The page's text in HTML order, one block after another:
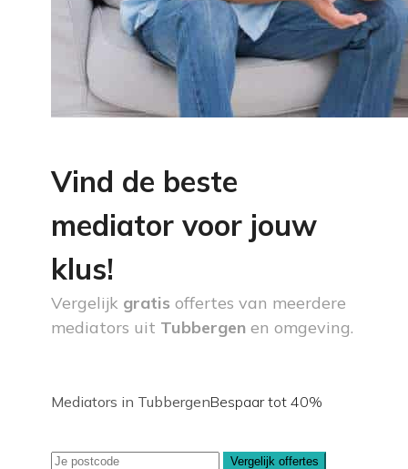
Vind de beste
mediator voor jouw
klus!
Vergelijk gratis offertes van meerdere
mediators uit Tubbergen en omgeving.
Mediators in TubbergenBespaar tot 40%
Vergelijk offertes